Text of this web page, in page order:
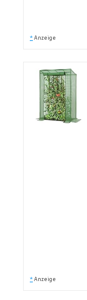
* Anzeige
* Anzeige